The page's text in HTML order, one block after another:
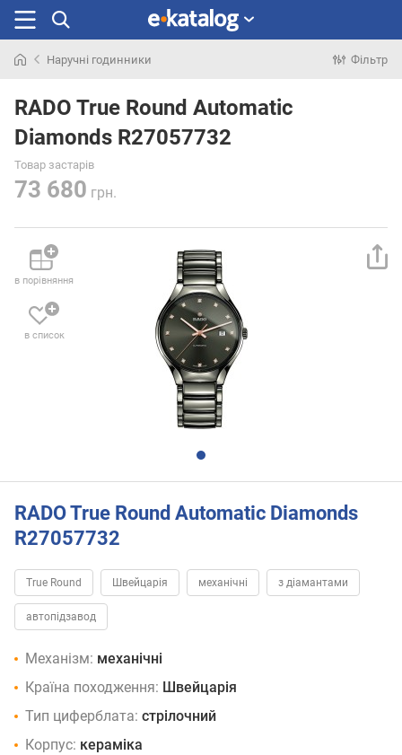
раніше
Наручні годинники Фільтр
RADO True Round Automatic
Diamonds R27057732
Товар застарів
73 680 грн.
в порівняння
в список
RADO True Round Automatic Diamonds
R27057732
True Round Швейцарія механічні з діамантами
автопідзавод
Механізм: механічні
Країна походження: Швейцарія
Тип циферблата: стрілочний
Корпус: кераміка